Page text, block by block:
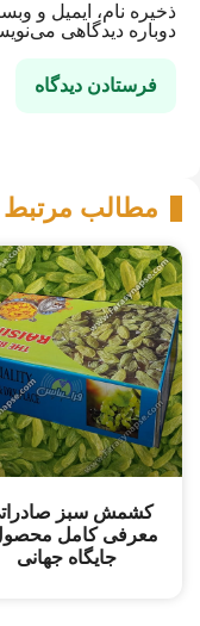
ذخیره نام، ایمیل و
دوباره دیدگاهی
مطالب مرتبط
کشمش سبز
معرفی کامل
جایگاه جهانی